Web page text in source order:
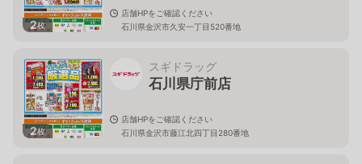
2枚
店舗HPをご確認ください
石川県金沢市久安一丁目520番地
2枚
スギドラッグ
石川県庁前店
店舗HPをご確認ください
石川県金沢市藤江北四丁目280番地